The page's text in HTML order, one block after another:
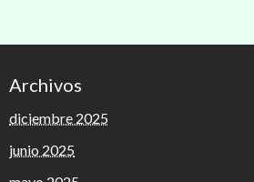
Archivos
diciembre 2025
junio 2025